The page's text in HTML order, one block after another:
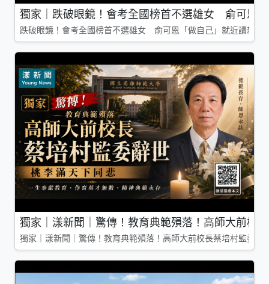
獨家｜跌破眼鏡！會考全國榜首不選雄女 俞可恩
跌破眼鏡！會考全國榜首不選雄女 俞可恩「做自己」就近讀新莊
獨家｜漾新聞｜驚傳！教育典範殞落！高師大前校
獨家｜漾新聞｜驚傳！教育典範殞落！高師大前校長蔡培村監委